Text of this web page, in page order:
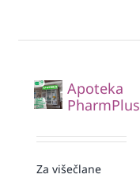
Apoteka
PharmPlus
Za višečlane